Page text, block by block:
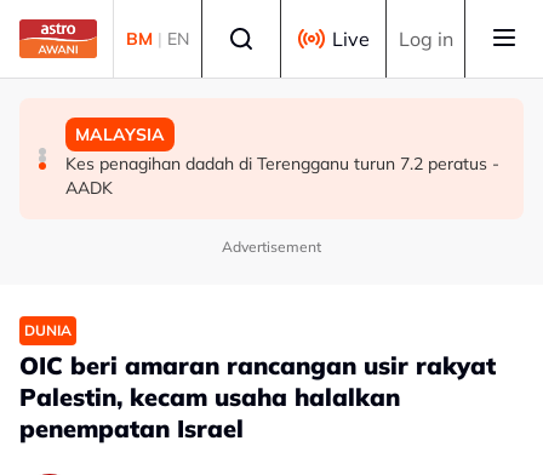
Skip to main content
BM | EN Live Log in
MALAYSIA
Isu dadah juruterbang: AADK sokong tindakan tegas
MAG, tawar kepakaran pemeriksaan ketat
MALAYSIA
JSJ gempur kegiatan persundalan warga asing, 59
dicekup
MALAYSIA
Kes penagihan dadah di Terengganu turun 7.2 peratus -
AADK
Advertisement
DUNIA
OIC beri amaran rancangan usir rakyat
Palestin, kecam usaha halalkan
penempatan Israel